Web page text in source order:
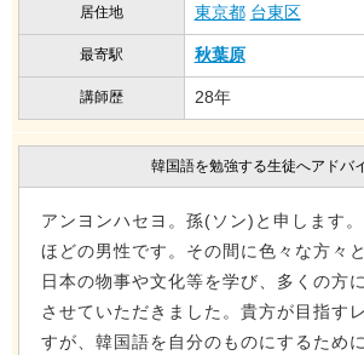
居住地 東京都 台東区
最寄駅 秋葉原
講師歴 28年
韓国語を勉強する生徒へアドバ
アンヨンハセヨ。孫(ソン)と申します
ほどの男性です。その間に色々な方々
日本の物事や文化等を学び、多くの方
させていただきました。貴方が目指す
すが、韓国語を自分のものにするため